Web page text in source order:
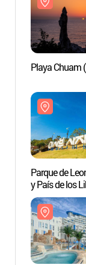
Playa Chuam
Parque de
y País de los
Ilustrados
(이사부사자
나라)